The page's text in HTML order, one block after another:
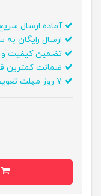
آماده ارسال
ارسال رایگان به
تضمین کیفیت
ضمانت کمترین